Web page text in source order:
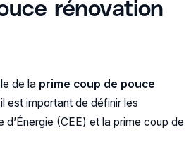
rénovation
de la prime coup de pouce
est important de définir les
d’Énergie (CEE) et la prime coup de